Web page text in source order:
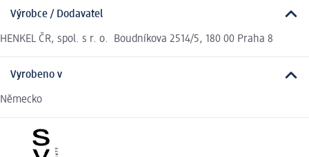
Výrobce / Dodavatel
HENKEL ČR, spol. s r. o. Boudníkova 2514/5, 180 00 Praha 8
Vyrobeno v
Německo